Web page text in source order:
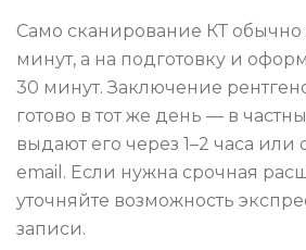
Само сканирование КТ обычно
минут, а на подготовку и
30 минут. Заключение
готово в тот же день — в
выдают его через 1–2 часа или
email. Если нужна срочная
уточняйте возможность
записи.